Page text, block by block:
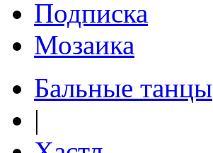
Подписка
Мозаика
Бальные танцы
|